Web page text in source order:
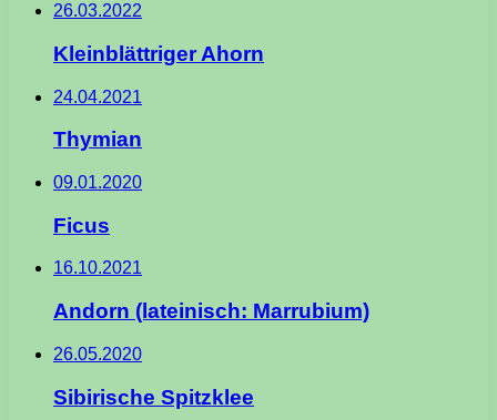
26.03.2022
Kleinblättriger Ahorn
24.04.2021
Thymian
09.01.2020
Ficus
16.10.2021
Andorn (lateinisch: Marrubium)
26.05.2020
Sibirische Spitzklee